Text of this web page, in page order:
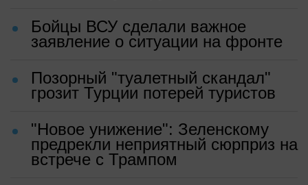
Бойцы ВСУ сделали важное
заявление о ситуации на фронте
Позорный "туалетный скандал"
грозит Турции потерей туристов
"Новое унижение": Зеленскому
предрекли неприятный сюрприз на
встрече с Трампом